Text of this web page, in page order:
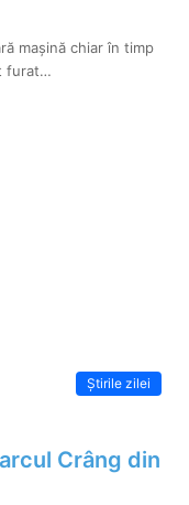
mașină chiar în timp
furat…
Știrile zilei
Crâng din